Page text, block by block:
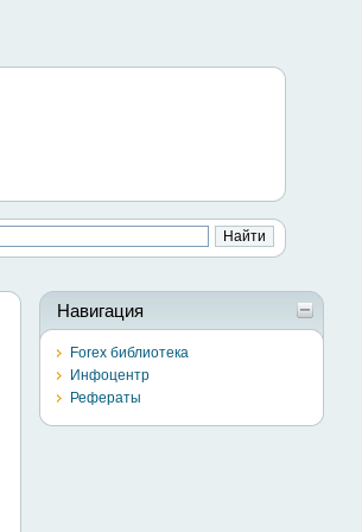
Навигация
Forex библиотека
Инфоцентр
Рефераты